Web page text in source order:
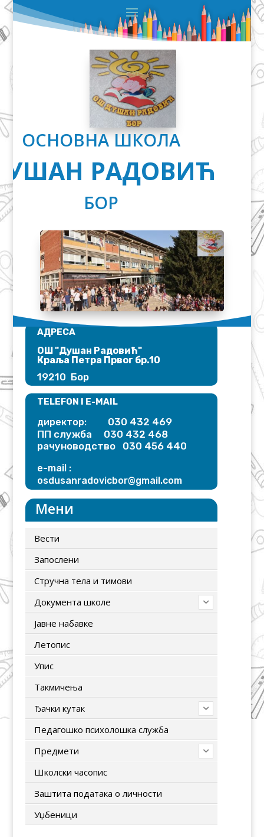
ОСНОВНА ШКОЛА
РАДОВИЋ
БОР
АДРЕСА
ОШ "Душан Радовић"​
Краља Петра Првог бр.10
19210 Бор
TELEFON I E-MAIL
директор: 030 432 469
ПП служба 030 432 468
рачуноводство 030 456 440
e-mail :
osdusanradovicbor@gmail.com
Мени
Вести
Запослени
Стручна тела и тимови
Документа школе
Јавне набавке
Летопис
Упис
Tакмичења
Ђачки кутак
Педагошко психолошка служба
Предмети
Школски часопис
Заштита података о личности
Уџбеници